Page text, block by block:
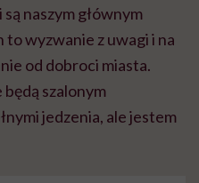
naszym głównym
to wyzwanie z uwagi i na
od dobroci miasta.
szalonym
jedzenia, ale jestem